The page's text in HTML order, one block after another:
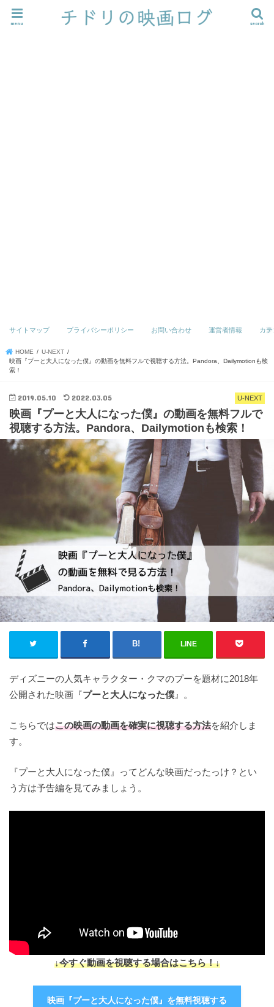
search
menu
サイトマップ プライバシーポリシー お問い合わせ 運営者情報 カ
HOME
U-NEXT
映画『プーと大人になった僕』の動画を無料フルで視聴する方法。Pandora、Dailymotionも検
索！
U-NEXT
2019.05.10 2022.03.05
映画『プーと大人になった僕』の動画を無料フルで
視聴する方法。Pandora、Dailymotionも検索！
LINE
ディズニーの人気キャラクター・クマのプーを題材に2018年
公開された映画『プーと大人になった僕 』。
こちらではこの映画の動画を確実に視聴する方法を紹介しま
す。
『プーと大人になった僕』ってどんな映画だったっけ？とい
う方は予告編を見てみましょう。
↓今すぐ動画を視聴する場合はこちら！↓
映画『プーと大人になった僕』を無料視聴する